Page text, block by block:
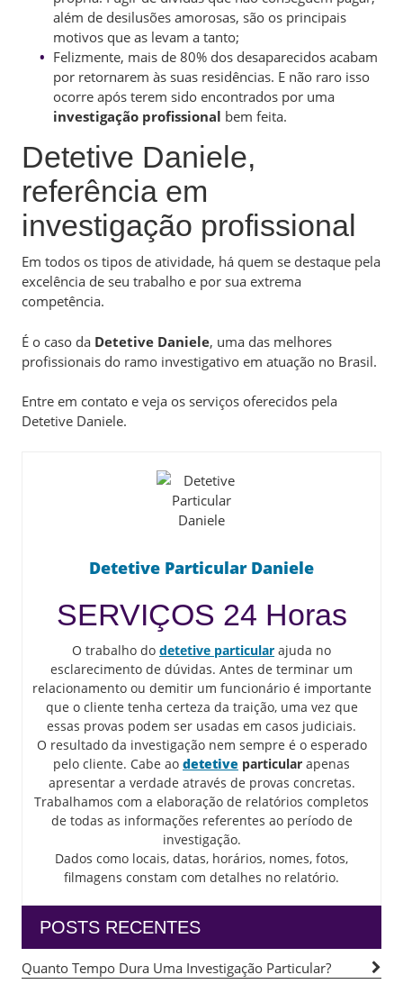
além de desilusões amorosas, são os principais
motivos que as levam a tanto;
Felizmente, mais de 80% dos desaparecidos acabam
por retornarem às suas residências. E não raro isso
ocorre após terem sido encontrados por uma
investigação profissional bem feita.
Detetive Daniele,
referência em
investigação profissional
Em todos os tipos de atividade, há quem se destaque pela
excelência de seu trabalho e por sua extrema
competência.
É o caso da Detetive Daniele, uma das melhores
profissionais do ramo investigativo em atuação no Brasil.
Entre em contato e veja os serviços oferecidos pela
Detetive Daniele.
Detetive Particular Daniele
SERVIÇOS 24 Horas
O trabalho do detetive particular ajuda no
esclarecimento de dúvidas. Antes de terminar um
relacionamento ou demitir um funcionário é importante
que o cliente tenha certeza da traição, uma vez que
essas provas podem ser usadas em casos judiciais.
O resultado da investigação nem sempre é o esperado
pelo cliente. Cabe ao detetive particular apenas
apresentar a verdade através de provas concretas.
Trabalhamos com a elaboração de relatórios completos
de todas as informações referentes ao período de
investigação.
Dados como locais, datas, horários, nomes, fotos,
filmagens constam com detalhes no relatório.
POSTS RECENTES
Quanto Tempo Dura Uma Investigação Particular?